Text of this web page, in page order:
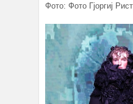
Фото: Фото Гјоргиј